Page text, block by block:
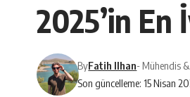
2025’in En
Son güncelleme: 15 Nisan
ByFatih Ilhan- Mühendis